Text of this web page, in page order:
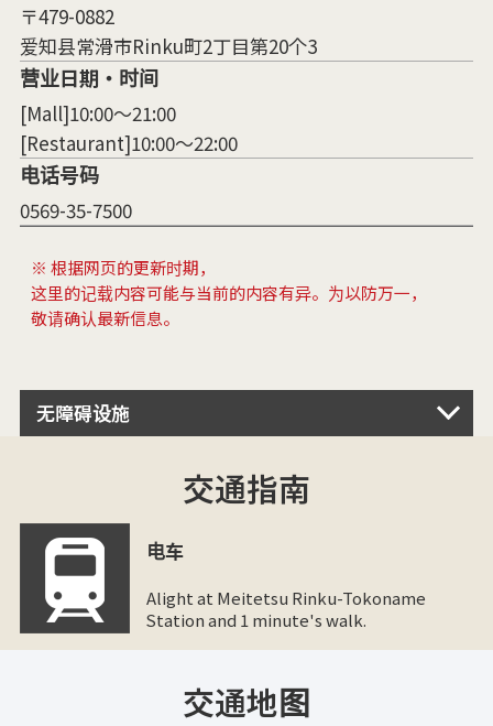
〒479-0882
爱知县常滑市Rinku町2丁目第20个3
营业日期・时间
[Mall]10:00～21:00
[Restaurant]10:00～22:00
电话号码
0569-35-7500
※ 根据网页的更新时期，
这里的记载内容可能与当前的内容有异。为以防万一，
敬请确认最新信息。
无障碍设施
交通指南
电车
Alight at Meitetsu Rinku-Tokoname
Station and 1 minute's walk.
交通地图